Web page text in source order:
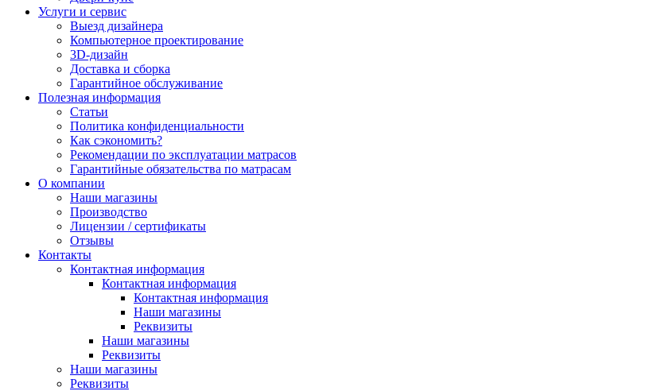
Услуги и сервис
Выезд дизайнера
Компьютерное проектирование
3D-дизайн
Доставка и сборка
Гарантийное обслуживание
Полезная информация
Статьи
Политика конфиденциальности
Как сэкономить?
Рекомендации по эксплуатации матрасов
Гарантийные обязательства по матрасам
О компании
Наши магазины
Производство
Лицензии / сертификаты
Отзывы
Контакты
Контактная информация
Контактная информация
Контактная информация
Наши магазины
Реквизиты
Наши магазины
Реквизиты
Наши магазины
Реквизиты